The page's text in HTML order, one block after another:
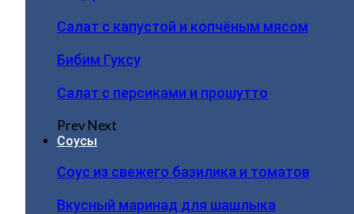
Салат с капустой и копчёным мясом
Бибим Гуксу
Салат с персиками и прошутто
PrevNext
Соусы
Соус из свежего базилика и томатов
Вкусный маринад для шашлыка